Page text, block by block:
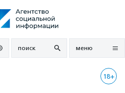
поиск меню
18+